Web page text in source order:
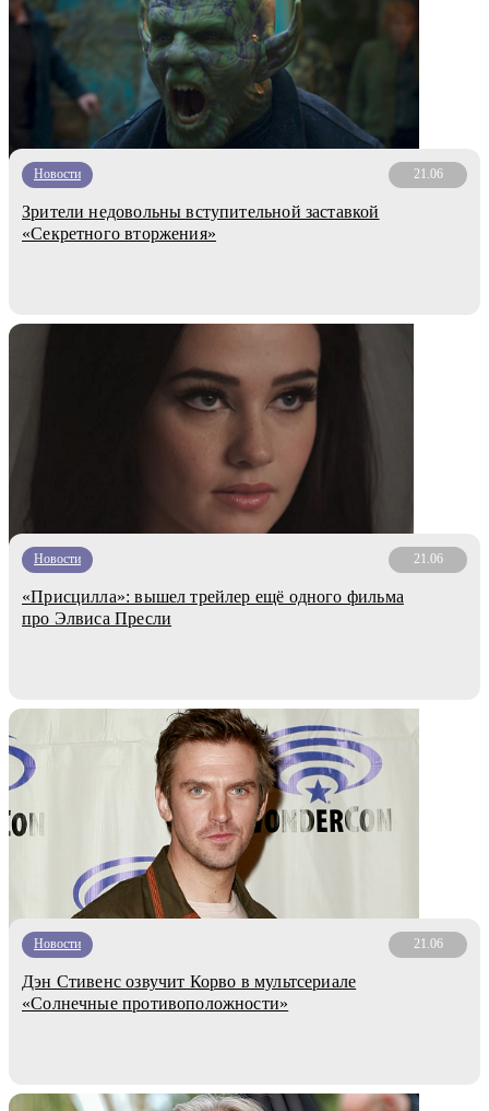
Новости 21.06
Зрители недовольны вступительной заставкой
«Секретного вторжения»
Новости 21.06
«Присцилла»: вышел трейлер ещё одного фильма
про Элвиса Пресли
Новости 21.06
Дэн Стивенс озвучит Корво в мультсериале
«Солнечные противоположности»